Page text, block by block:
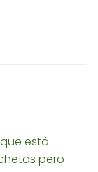
está
pero